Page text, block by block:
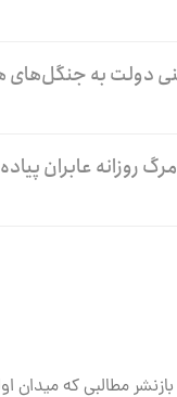
دولت به جنگل‌های
روزانه عابران پیاده
مطالبی که میدان